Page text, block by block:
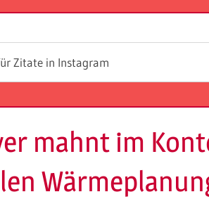
Zitate in Instagram
mahnt im